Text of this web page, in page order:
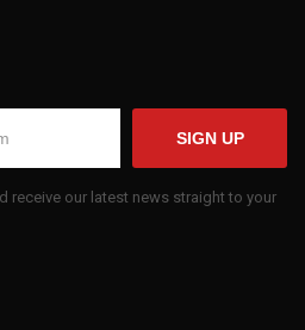
SIGN UP
receive our latest news straight to your